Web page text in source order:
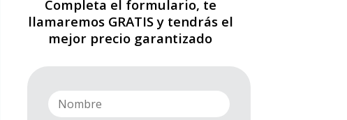
Completa el formulario, te
llamaremos GRATIS y tendrás el
mejor precio garantizado
n
a